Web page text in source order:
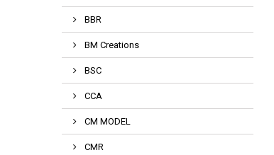
BBR
BM Creations
BSC
CCA
CM MODEL
CMR